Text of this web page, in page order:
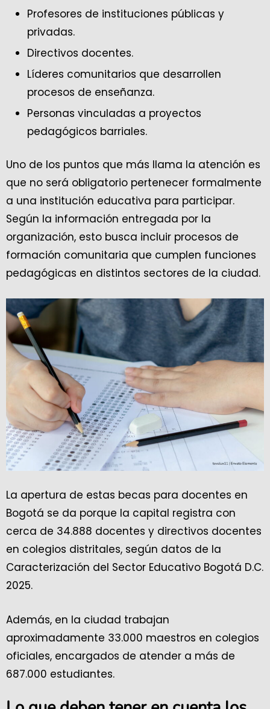
Profesores de instituciones públicas y
privadas.
Directivos docentes.
Líderes comunitarios que desarrollen
procesos de enseñanza.
Personas vinculadas a proyectos
pedagógicos barriales.
Uno de los puntos que más llama la atención es
que no será obligatorio pertenecer formalmente
a una institución educativa para participar.
Según la información entregada por la
organización, esto busca incluir procesos de
formación comunitaria que cumplen funciones
pedagógicas en distintos sectores de la ciudad.
La apertura de estas becas para docentes en
Bogotá se da porque la capital registra con
cerca de 34.888 docentes y directivos docentes
en colegios distritales, según datos de la
Caracterización del Sector Educativo Bogotá D.C.
2025.
Además, en la ciudad trabajan
aproximadamente 33.000 maestros en colegios
oficiales, encargados de atender a más de
687.000 estudiantes.